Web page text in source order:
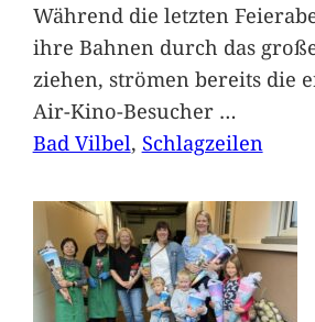
Während die letzten
ihre Bahnen durch das
ziehen, strömen bereits die
Air-Kino-Besucher …
Bad Vilbel, Schlagzeilen